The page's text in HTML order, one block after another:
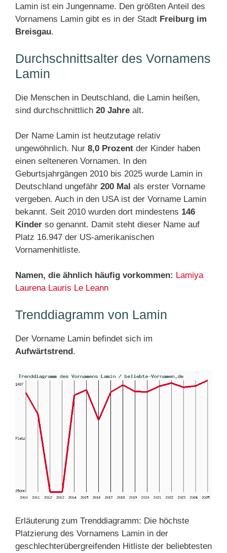
Lamin ist ein Jungenname. Den größten Anteil des
Vornamens Lamin gibt es in der Stadt Freiburg im
Breisgau.
Durchschnittsalter des Vornamens
Lamin
Die Menschen in Deutschland, die Lamin heißen,
sind durchschnittlich 20 Jahre alt.
Der Name Lamin ist heutzutage relativ
ungewöhnlich. Nur 8,0 Prozent der Kinder haben
einen selteneren Vornamen. In den
Geburtsjahrgängen 2010 bis 2025 wurde Lamin in
Deutschland ungefähr 200 Mal als erster Vorname
vergeben. Auch in den USA ist der Vorname Lamin
bekannt. Seit 2010 wurden dort mindestens 146
Kinder so genannt. Damit steht dieser Name auf
Platz 16.947 der US-amerikanischen
Vornamenhitliste.
Namen, die ähnlich häufig vorkommen: Lamiya
Laurena Lauris Le Leann
Trenddiagramm von Lamin
Der Vorname Lamin befindet sich im
Aufwärtstrend.
Erläuterung zum Trenddiagramm: Die höchste
Platzierung des Vornamens Lamin in der
geschlechterübergreifenden Hitliste der beliebtesten